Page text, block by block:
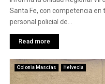
Santa Fe, con competencia en
personal policial de...
Read more
Colonia Mascías Helvecia